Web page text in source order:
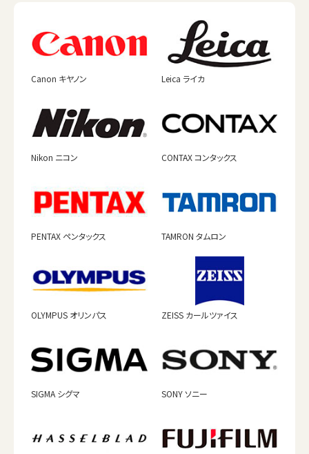
Canon キヤノン Leica ライカ
Nikon ニコン CONTAX コンタックス
PENTAX ペンタックス TAMRON タムロン
OLYMPUS オリンパス ZEISS カールツァイス
SIGMA シグマ SONY ソニー